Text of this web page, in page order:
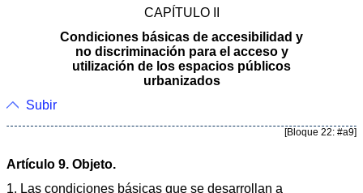
CAPÍTULO II
Condiciones básicas de accesibilidad y
no discriminación para el acceso y
utilización de los espacios públicos
urbanizados
Subir
[Bloque 22: #a9]
Artículo 9. Objeto.
1. Las condiciones básicas que se desarrollan a